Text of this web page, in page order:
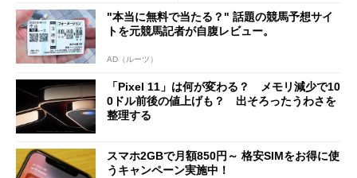
"本当に無料で当たる？" 話題の競馬予想サイ
トを元競馬記者が自腹レビュー。
AD（ルーツ）
「Pixel 11」は何が変わる？ メモリ減少で10
0ドル前後の値上げも？ 出そろったうわさを
整理する
スマホ2GBで月額850円～ 格安SIMをお得に使
うキャンペーン実施中！